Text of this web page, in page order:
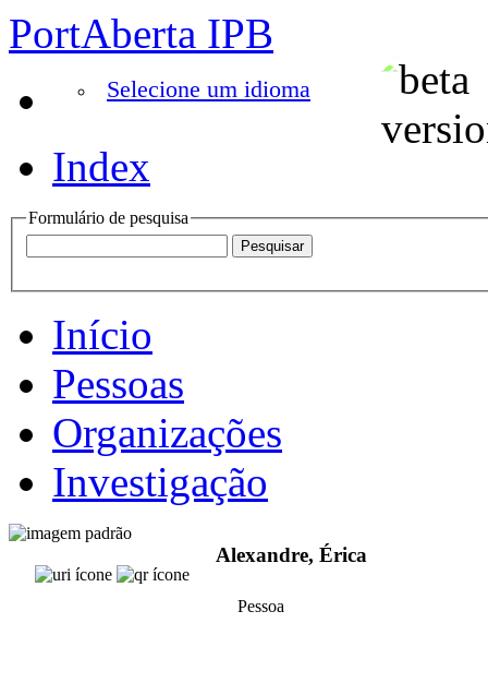
PortAberta IPB
Selecione um idioma
Index
Formulário de pesquisa
Início
Pessoas
Organizações
Investigação
Alexandre, Érica
Pessoa